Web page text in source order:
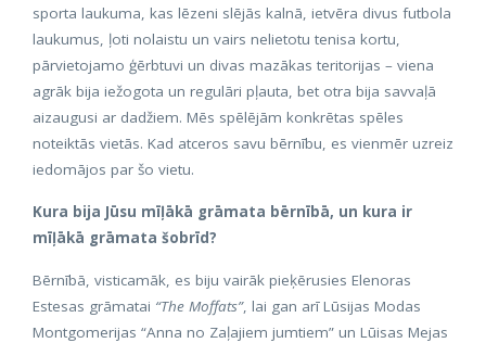
sporta laukuma, kas lēzeni slējās kalnā, ietvēra divus futbola
laukumus, ļoti nolaistu un vairs nelietotu tenisa kortu,
pārvietojamo ģērbtuvi un divas mazākas teritorijas – viena
agrāk bija iežogota un regulāri pļauta, bet otra bija savvaļā
aizaugusi ar dadžiem. Mēs spēlējām konkrētas spēles
noteiktās vietās. Kad atceros savu bērnību, es vienmēr uzreiz
iedomājos par šo vietu.
Kura bija Jūsu mīļākā grāmata bērnībā, un kura ir
mīļākā grāmata šobrīd?
Bērnībā, visticamāk, es biju vairāk pieķērusies Elenoras
Estesas grāmatai “The Moffats”, lai gan arī Lūsijas Modas
Montgomerijas “Anna no Zaļajiem jumtiem” un Lūisas Mejas